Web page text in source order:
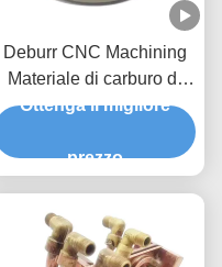
Deburr CNC Machining
Materiale di carburo di
tungsteno cementato
Ottenga il migliore
prezzo